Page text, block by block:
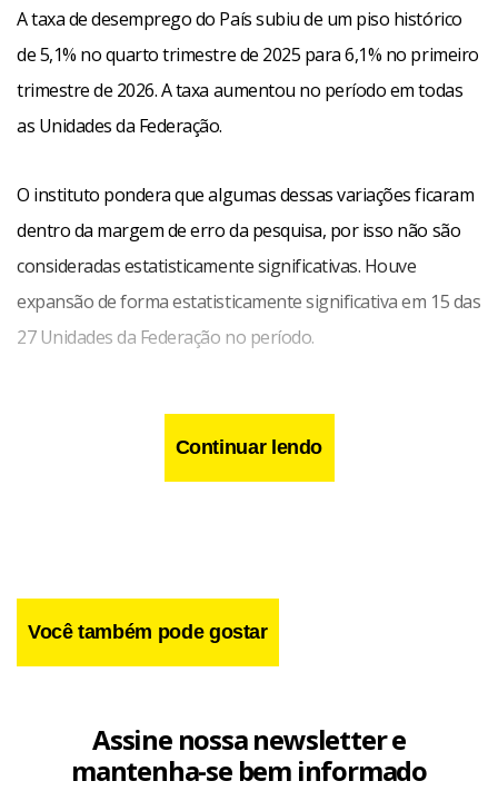
A taxa de desemprego do País subiu de um piso histórico
de 5,1% no quarto trimestre de 2025 para 6,1% no primeiro
trimestre de 2026. A taxa aumentou no período em todas
as Unidades da Federação.
O instituto pondera que algumas dessas variações ficaram
dentro da margem de erro da pesquisa, por isso não são
consideradas estatisticamente significativas. Houve
expansão de forma estatisticamente significativa em 15 das
27 Unidades da Federação no período.
Continuar lendo
Você também pode gostar
Assine nossa newsletter e
mantenha-se bem informado